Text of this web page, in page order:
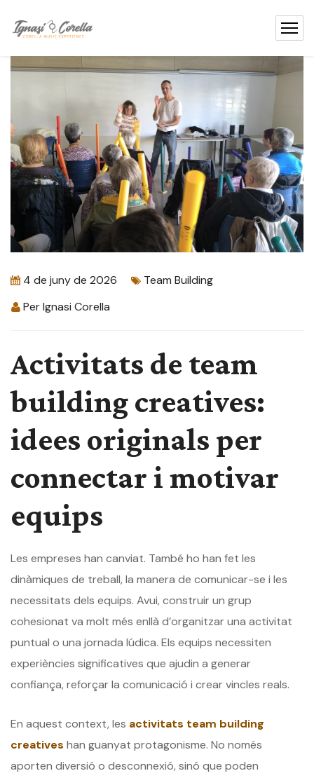
4 de juny de 2026
Team Building
PerIgnasi Corella
Activitats de team
building creatives:
idees originals per
connectar i motivar
equips
Les empreses han canviat. També ho han fet les
dinàmiques de treball, la manera de comunicar-se i les
necessitats dels equips. Avui, construir un grup
cohesionat va molt més enllà d’organitzar una activitat
puntual o una jornada lúdica. Els equips necessiten
experiències significatives que ajudin a generar
confiança, reforçar la comunicació i crear vincles reals.
En aquest context, les activitats team building
creatives han guanyat protagonisme. No només
aporten diversió o desconnexió, sinó que poden